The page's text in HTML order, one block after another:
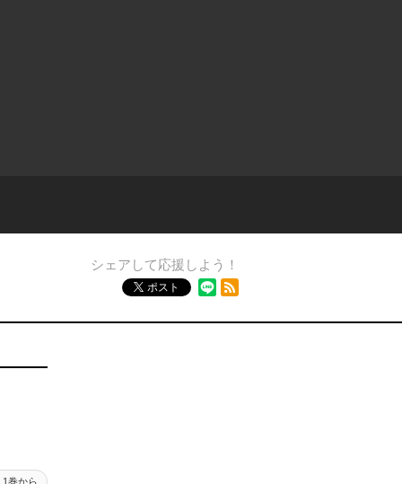
シェアして応援しよう！
ポスト
1巻から